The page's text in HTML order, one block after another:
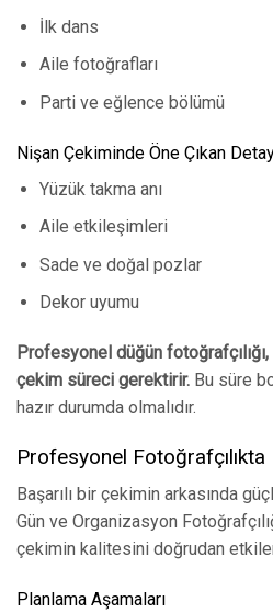
İlk dans
Aile fotoğrafları
Parti ve eğlence bölümü
Nişan Çekiminde Öne Çıkan
Yüzük takma anı
Aile etkileşimleri
Sade ve doğal pozlar
Dekor uyumu
Profesyonel düğün
çekim süreci gerektirir. Bu süre
hazır durumda olmalıdır.
Profesyonel
Başarılı bir çekimin arkasında
Gün ve Organizasyon
çekimin kalitesini doğrudan
Planlama Aşamaları